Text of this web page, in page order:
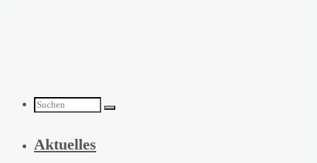
Suchen
nach:
Aktuelles